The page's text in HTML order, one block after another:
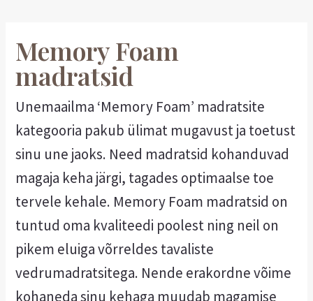
Memory Foam
madratsid
Unemaailma ‘Memory Foam’ madratsite
kategooria pakub ülimat mugavust ja toetust
sinu une jaoks. Need madratsid kohanduvad
magaja keha järgi, tagades optimaalse toe
tervele kehale. Memory Foam madratsid on
tuntud oma kvaliteedi poolest ning neil on
pikem eluiga võrreldes tavaliste
vedrumadratsitega. Nende erakordne võime
kohaneda sinu kehaga muudab magamise